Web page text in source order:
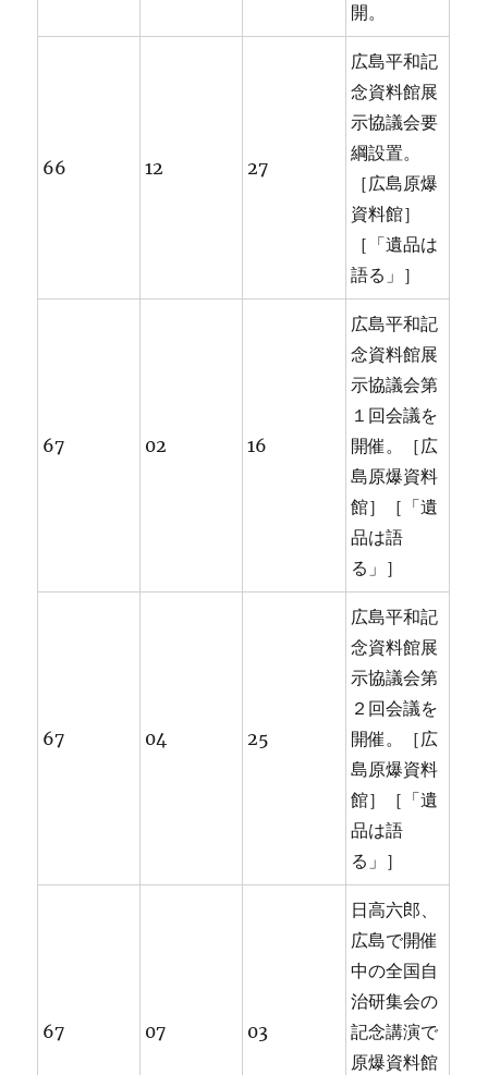
開。
66 12 27
広島平和記
念資料館展
示協議会要
綱設置。
［広島原爆
資料館］
［「遺品は
語る」］
67 02 16
広島平和記
念資料館展
示協議会第
１回会議を
開催。［広
島原爆資料
館］［「遺
品は語
る」］
67 04 25
広島平和記
念資料館展
示協議会第
２回会議を
開催。［広
島原爆資料
館］［「遺
品は語
る」］
67 07 03
日高六郎、
広島で開催
中の全国自
治研集会の
記念講演で
原爆資料館